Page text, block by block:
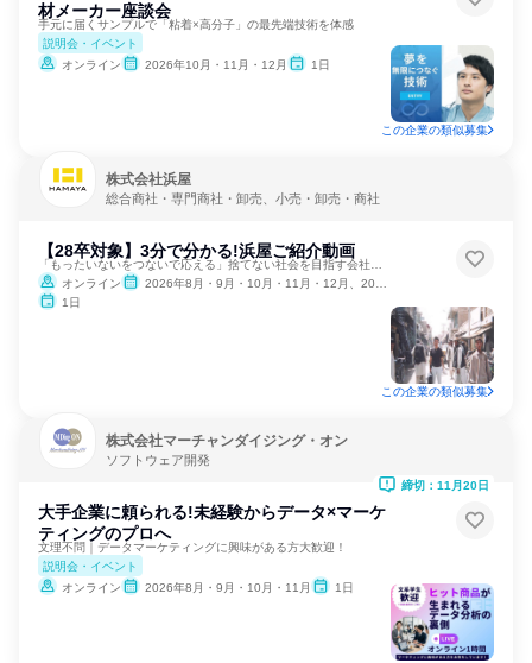
材メーカー座談会
手元に届くサンプルで「粘着×高分子」の最先端技術を体感
説明会・イベント
オンライン
2026年10月・11月・12月 1日
この企業の類似募集
株式会社浜屋
総合商社・専門商社・卸売、小売・卸売・商社
【28卒対象】3分で分かる!浜屋ご紹介動画
オンライン
2026年8月・9月・10月・11月・12月、2027年1月・2月
1日
この企業の類似募集
株式会社マーチャンダイジング・オン
ソフトウェア開発
大手企業に頼られる!未経験からデータ×マーケ
ティングのプロへ
文理不問｜データマーケティングに興味がある方大歓迎！
説明会・イベント
オンライン
2026年8月・9月・10月・11月 1日
締切：11月20日